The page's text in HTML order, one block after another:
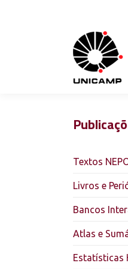
Textos
Livros e
Bancos
Atlas e
Estatísticas